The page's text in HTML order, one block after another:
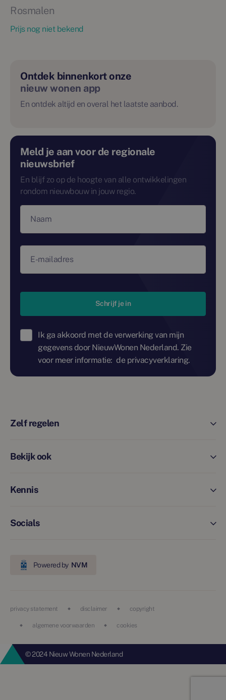
Rosmalen
Prijs nog niet bekend
Ontdek binnenkort onze
nieuw wonen app
En ontdek altijd en overal het laatste aanbod.
Meld je aan voor de regionale
nieuwsbrief
En blijf zo op de hoogte van alle ontwikkelingen
rondom nieuwbouw in jouw regio.
Naam
E-mailadres
Schrijf je in
Ik ga akkoord met de verwerking van mijn
gegevens door NieuwWonen Nederland. Zie
voor meer informatie: de privacyverklaring.
Zelf regelen
Bekijk ook
Kennis
Socials
Powered by NVM
privacy statement disclaimer copyright
algemene voorwaarden cookies
© 2024 Nieuw Wonen Nederland